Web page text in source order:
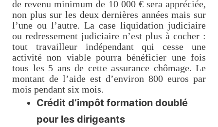
de revenu minimum de 10 000 € sera appréciée,
non plus sur les deux dernières années mais sur
l’une ou l’autre. La case liquidation judiciaire
ou redressement judiciaire n’est plus à cocher :
tout travailleur indépendant qui cesse une
activité non viable pourra bénéficier une fois
tous les 5 ans de cette assurance chômage. Le
montant de l’aide est d’environ 800 euros par
mois pendant six mois.
Crédit d’impôt formation doublé
pour les dirigeants